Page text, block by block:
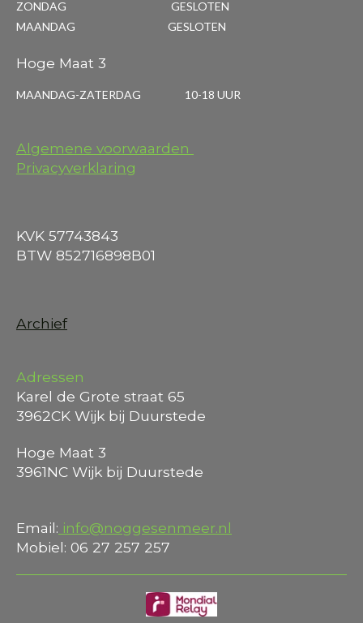
ZONDAG GESLOTEN
MAANDAG GESLOTEN
Hoge Maat 3
MAANDAG-ZATERDAG 10-18 UUR
Algemene voorwaarden
Privacyverklaring
KVK 57743843
BTW 852716898B01
Archief
Adressen
Karel de Grote straat 65
3962CK Wijk bij Duurstede
Hoge Maat 3
3961NC Wijk bij Duurstede
Email: info@noggesenmeer.nl
Mobiel: 06 27 257 257